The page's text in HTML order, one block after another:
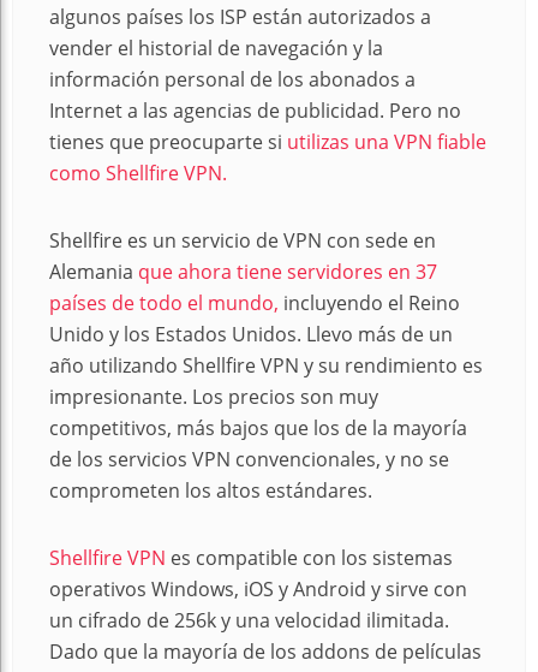
algunos países los ISP están autorizados a
vender el historial de navegación y la
información personal de los abonados a
Internet a las agencias de publicidad. Pero no
tienes que preocuparte si utilizas una VPN fiable
como Shellfire VPN.
Shellfire es un servicio de VPN con sede en
Alemania que ahora tiene servidores en 37
países de todo el mundo, incluyendo el Reino
Unido y los Estados Unidos. Llevo más de un
año utilizando Shellfire VPN y su rendimiento es
impresionante. Los precios son muy
competitivos, más bajos que los de la mayoría
de los servicios VPN convencionales, y no se
comprometen los altos estándares.
Shellfire VPN es compatible con los sistemas
operativos Windows, iOS y Android y sirve con
un cifrado de 256k y una velocidad ilimitada.
Dado que la mayoría de los addons de películas